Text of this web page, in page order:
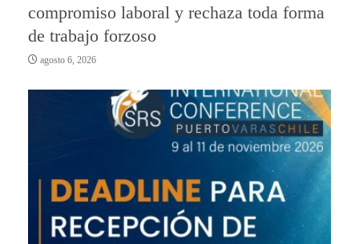
compromiso laboral y rechaza toda forma
de trabajo forzoso
agosto 6, 2026